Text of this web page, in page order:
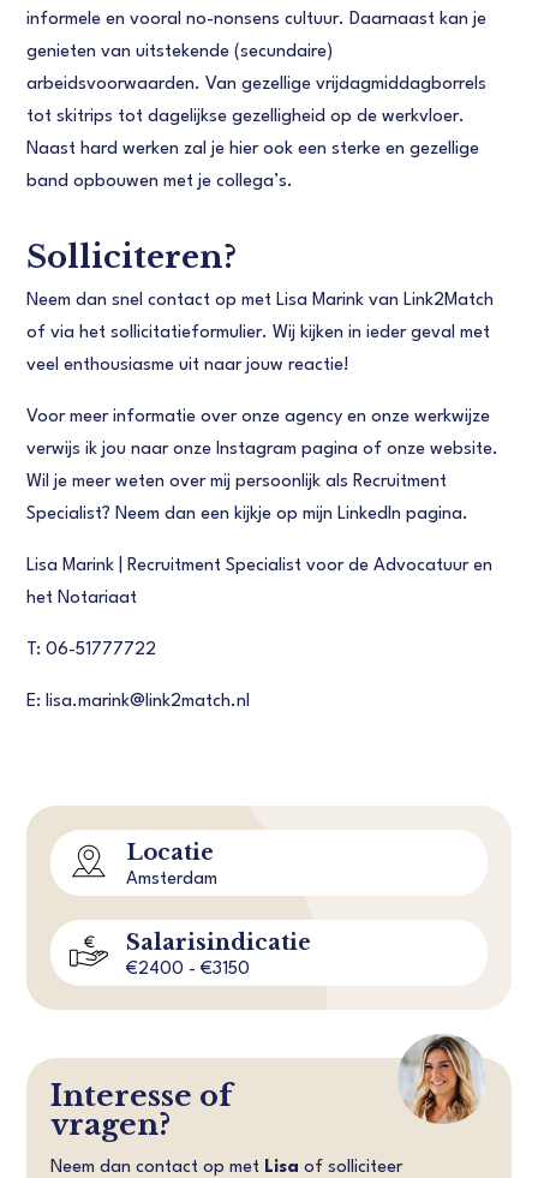
informele en vooral no-nonsens cultuur. Daarnaast kan je
genieten van uitstekende (secundaire)
arbeidsvoorwaarden. Van gezellige vrijdagmiddagborrels
tot skitrips tot dagelijkse gezelligheid op de werkvloer.
Naast hard werken zal je hier ook een sterke en gezellige
band opbouwen met je collega’s.
Solliciteren?
Neem dan snel contact op met Lisa Marink van Link2Match
of via het sollicitatieformulier. Wij kijken in ieder geval met
veel enthousiasme uit naar jouw reactie!
Voor meer informatie over onze agency en onze werkwijze
verwijs ik jou naar onze Instagram pagina of onze website.
Wil je meer weten over mij persoonlijk als Recruitment
Specialist? Neem dan een kijkje op mijn LinkedIn pagina.
Lisa Marink | Recruitment Specialist voor de Advocatuur en
het Notariaat
T: 06-51777722
E: lisa.marink@link2match.nl
Locatie
Amsterdam
Salarisindicatie
€2400 - €3150
Interesse of
vragen?
Neem dan contact op met Lisaof solliciteer